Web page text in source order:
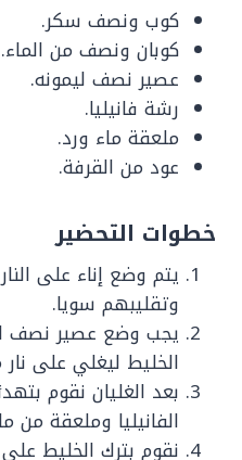
كوب ونصف سكر.
كوبان ونصف من الماء.
عصير نصف ليمونه.
رشة فانيليا.
ملعقة ماء ورد.
عود من القرفة.
خطوات التحضير
يتم وضع إناء على
وتقليبهم سويا.
يجب وضع عصير نصف
الخليط ليغلي على
بعد الغليان نقوم
الفانيليا وملعقة من